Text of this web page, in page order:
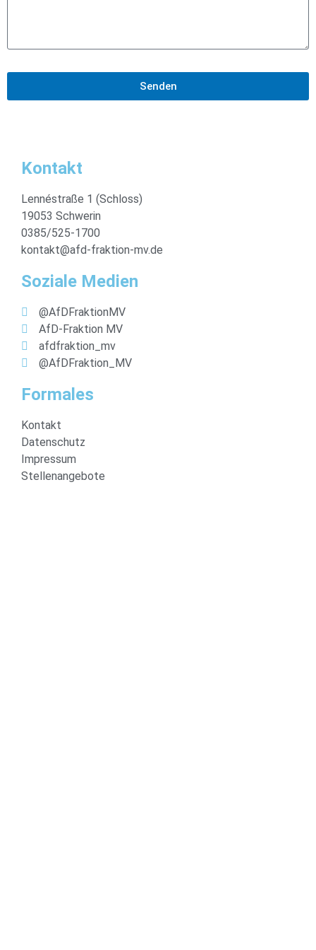
Senden
Kontakt
Lennéstraße 1 (Schloss)
19053 Schwerin
0385/525-1700
kontakt@afd-fraktion-mv.de
Soziale Medien
@AfDFraktionMV
AfD-Fraktion MV
afdfraktion_mv
@AfDFraktion_MV
Formales
Kontakt
Datenschutz
Impressum
Stellenangebote